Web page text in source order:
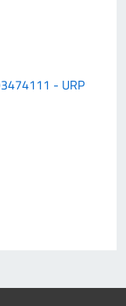
- URP